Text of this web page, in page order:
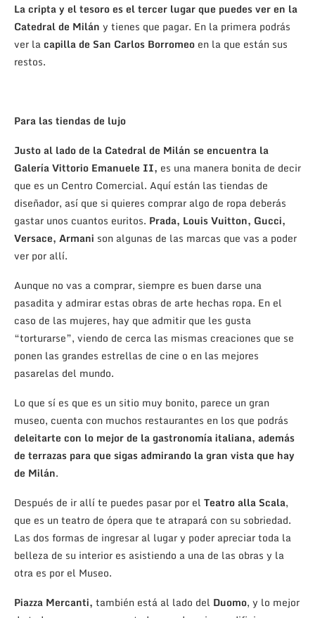
La cripta y el tesoro es el tercer lugar que puedes ver en la
Catedral de Milán y tienes que pagar. En la primera podrás
ver lacapilla de San Carlos Borromeo en la que están sus
restos.
Para las tiendas de lujo
Justo al lado de la Catedral de Milán se encuentra la
Galería Vittorio Emanuele II, es una manera bonita de decir
que es un Centro Comercial. Aquí están las tiendas de
diseñador, así que si quieres comprar algo de ropa deberás
gastar unos cuantos euritos. Prada, Louis Vuitton, Gucci,
Versace, Armani son algunas de las marcas que vas a poder
ver por allí.
Aunque no vas a comprar, siempre es buen darse una
pasadita y admirar estas obras de arte hechas ropa. En el
caso de las mujeres, hay que admitir que les gusta
“torturarse”, viendo de cerca las mismas creaciones que se
ponen las grandes estrellas de cine o en las mejores
pasarelas del mundo.
Lo que sí es que es un sitio muy bonito, parece un gran
museo, cuenta con muchos restaurantes en los que podrás
deleitarte con lo mejor de la gastronomía italiana, además
de terrazas para que sigas admirando la gran vista que hay
de Milán.
Después de ir allí te puedes pasar por el Teatro alla Scala,
que es un teatro de ópera que te atrapará con su sobriedad.
Las dos formas de ingresar al lugar y poder apreciar toda la
belleza de su interior es asistiendo a una de las obras y la
otra es por el Museo.
Piazza Mercanti, también está al lado del Duomo, y lo mejor